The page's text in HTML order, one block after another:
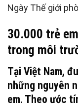
Ngày Thế giới
30.000 trẻ
trong môi
Tại Việt Nam,
những nguyên
em. Theo ước